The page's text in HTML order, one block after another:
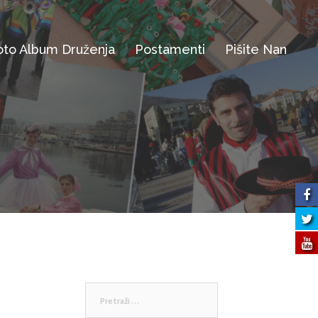
Album Druženja Postamenti Pišite Nan